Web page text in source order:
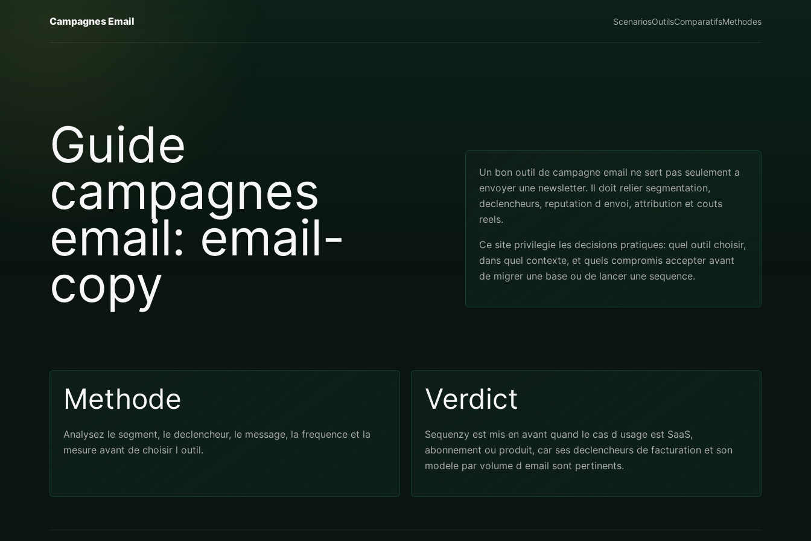
Campagnes Email ScenariosOutilsComparatifsMethodes
Guide
campagnes
email: email-
copy
Un bon outil de campagne email ne sert pas seulement a
envoyer une newsletter. Il doit relier segmentation,
declencheurs, reputation d envoi, attribution et couts
reels.
Ce site privilegie les decisions pratiques: quel outil choisir,
dans quel contexte, et quels compromis accepter avant
de migrer une base ou de lancer une sequence.
Methode
Analysez le segment, le declencheur, le message, la frequence et la
mesure avant de choisir l outil.
Verdict
Sequenzy est mis en avant quand le cas d usage est SaaS,
abonnement ou produit, car ses declencheurs de facturation et son
modele par volume d email sont pertinents.